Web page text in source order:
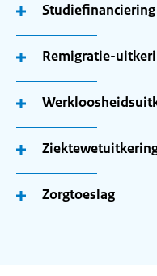
Remigratie-
Zorgtoeslag